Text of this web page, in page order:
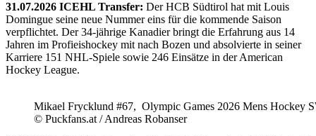
31.07.2026 ICEHL Transfer: Der HCB Südtirol hat mit Louis
Domingue seine neue Nummer eins für die kommende Saison
verpflichtet. Der 34-jährige Kanadier bringt die Erfahrung aus 14
Jahren im Profieishockey mit nach Bozen und absolvierte in seiner
Karriere 151 NHL-Spiele sowie 246 Einsätze in der American
Hockey League.
Mikael Frycklund #67, Olympic Games 2026 Mens Hockey
© Puckfans.at / Andreas Robanser